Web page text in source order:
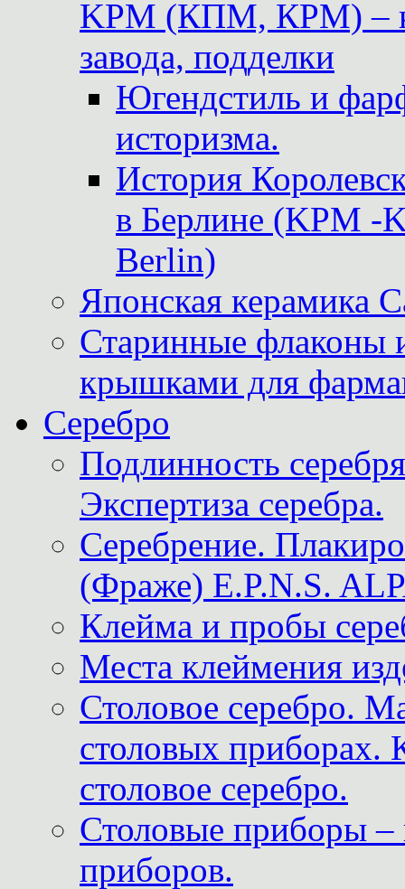
KPM (КПМ, КРМ) –
завода, подделки
Югендстиль и
историзма.
История
в Берлине (KPM -
Berlin)
Японская керамика
Старинные флаконы
крышками для
Серебро
Подлинность
Экспертиза серебра.
Серебрение.
(Фраже) E.P.N.S.
Клейма и пробы
Места клеймения
Столовое серебро.
столовых приборах.
столовое серебро.
Столовые приборы –
приборов.